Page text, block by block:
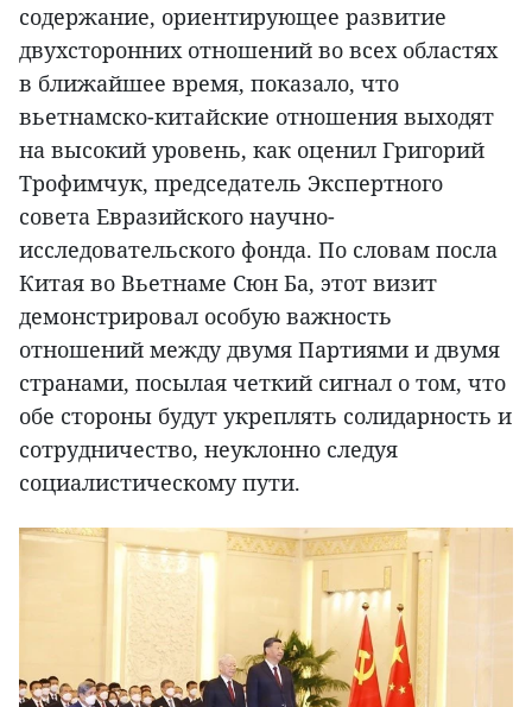
содержание, ориентирующее развитие
двухсторонних отношений во всех областях
в ближайшее время, показало, что
вьетнамско-китайские отношения выходят
на высокий уровень, как оценил Григорий
Трофимчук, председатель Экспертного
совета Евразийского научно-
исследовательского фонда. По словам посла
Китая во Вьетнаме Сюн Ба, этот визит
демонстрировал особую важность
отношений между двумя Партиями и двумя
странами, посылая четкий сигнал о том, что
обе стороны будут укреплять солидарность и
сотрудничество, неуклонно следуя
социалистическому пути.